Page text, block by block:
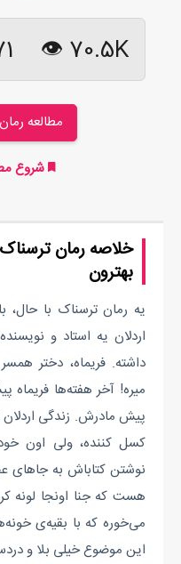
70.5K 👁
مطالعه
شروع
خلاصه رمان ترسناک
بهترون
یه رمان ترسناک با
اردلان یه استاد و
داشته. فریماه، دختر
میره! آخر هفته‌ها
پیش مادرش. زندگی
کسل کننده، ولی اون
نوشتن کتاباش به جاهای
هست که جنا اونجا لونه
می‌خوره که با بقیه‌ی
این موضوع خیلی بلا و